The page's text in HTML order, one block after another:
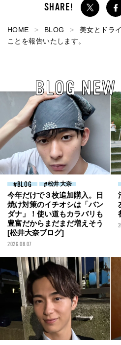
HOME BLOG
美女とドラ
ことを報告いたします。
BLOG
BLOG 松井 大奈
今年だけで３枚追加購入。日
焼け対策のイチオシは「バン
ダナ」！使い道もカラバリも
豊富だからまだまだ増えそう
[松井大奈ブログ]
2026.08.07